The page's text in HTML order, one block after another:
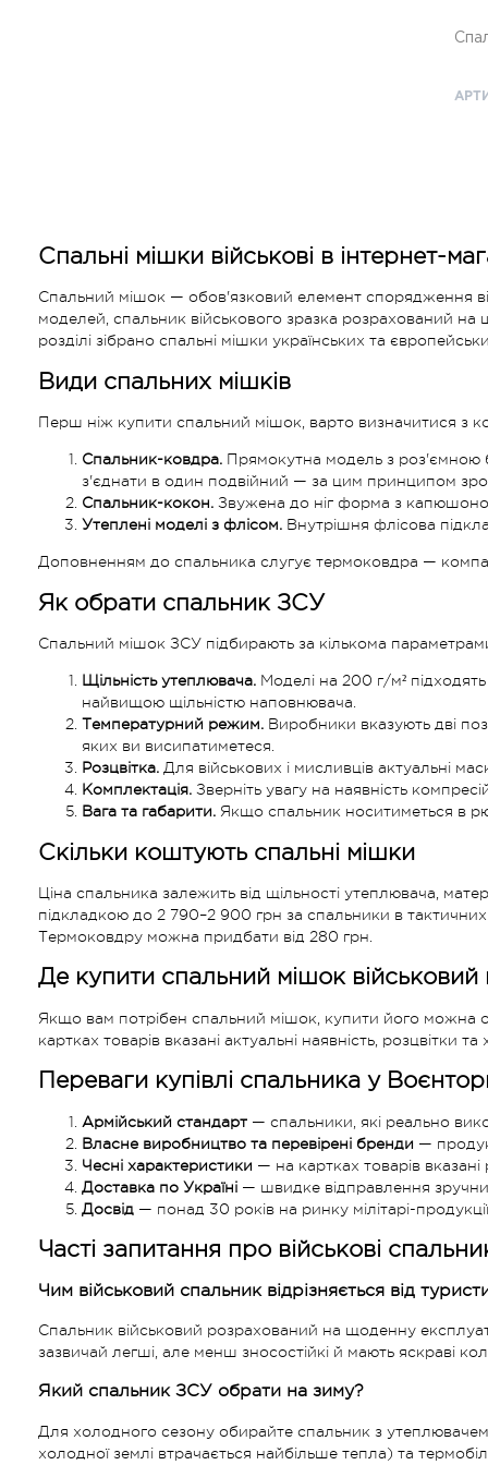
Спальні мішки військові в інтернет-
Спальний мішок — обов'язковий елемент спорядження
моделей, спальник військового зразка розрахований на
розділі зібрано спальні мішки українських та
Види спальних мішків
Перш ніж купити спальний мішок, варто визначитися з
Спальник-ковдра. Прямокутна модель з роз'ємною
з'єднати в один подвійний — за цим принципом
Спальник-кокон. Звужена до ніг форма з
Утеплені моделі з флісом. Внутрішня флісова
Доповненням до спальника слугує термоковдра —
Як обрати спальник ЗСУ
Спальний мішок ЗСУ підбирають за кількома
Щільність утеплювача. Моделі на 200 г/м²
найвищою щільністю наповнювача.
Температурний режим. Виробники вказують дві
яких ви висипатиметеся.
Розцвітка. Для військових і мисливців актуальні
Комплектація. Зверніть увагу на наявність
Вага та габарити. Якщо спальник носитиметься в
Скільки коштують спальні мішки
Ціна спальника залежить від щільності утеплювача,
підкладкою до 2 790–2 900 грн за спальники в
Термоковдру можна придбати від 280 грн.
Де купити спальний мішок військовий
Якщо вам потрібен спальний мішок, купити його можна
картках товарів вказані актуальні наявність,
Переваги купівлі спальника у
Армійський стандарт — спальники, які реально
Власне виробництво та перевірені бренди —
Чесні характеристики — на картках товарів вказані
Доставка по Україні — швидке відправлення
Досвід — понад 30 років на ринку мілітарі-
Часті запитання про військові
Чим військовий спальник відрізняється від
Спальник військовий розрахований на щоденну
зазвичай легші, але менш зносостійкі й мають яскраві
Який спальник ЗСУ обрати на зиму?
Для холодного сезону обирайте спальник з
холодної землі втрачається найбільше тепла) та